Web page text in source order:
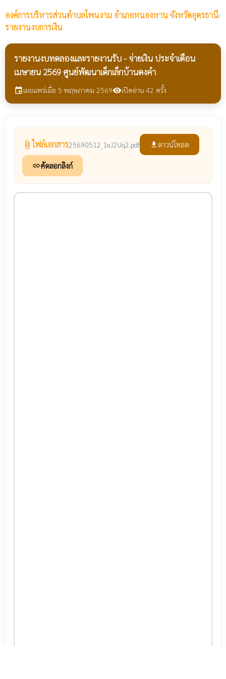
องค์การบริหารส่วนตำบลโพนงาม อำเภอหนองหาน จังหวัดอุดรธานี›
รายงานงบการเงิน
รายงานงบทดลองและรายงานรับ - จ่ายเงิน ประจำเดือน
เมษายน 2569 ศูนย์พัฒนาเด็กเล็กบ้านดงคำ
eventเผยแพร่เมื่อ 5 พฤษภาคม 2569visibilityเปิดอ่าน 42 ครั้ง
attach_file ไฟล์เอกสาร25690512_1eJ2Uq2.pdf file_download ดาวน์โหลด
linkคัดลอกลิงก์